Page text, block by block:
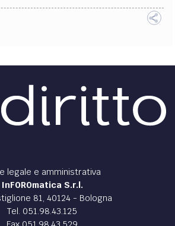
legale e amministrativa
InFOROmatica S.r.l.
81, 40124 - Bologna
Tel. 051.98.43.125